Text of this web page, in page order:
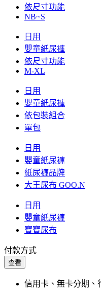
依尺寸功能
NB~S
日用
嬰童紙尿褲
依尺寸功能
M-XL
日用
嬰童紙尿褲
依包裝組合
單包
日用
嬰童紙尿褲
紙尿褲品牌
大王尿布 GOO.N
日用
嬰童紙尿褲
寶寶尿布
付款方式
查看
信用卡、無卡分期、